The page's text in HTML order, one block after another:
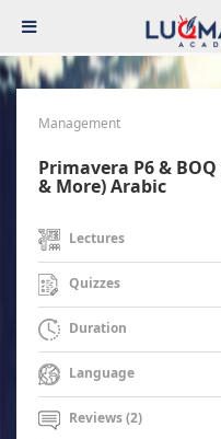
Management
Primavera P6 &
& More) Arabic
Lectures
Quizzes
Duration
Language
Reviews (2)